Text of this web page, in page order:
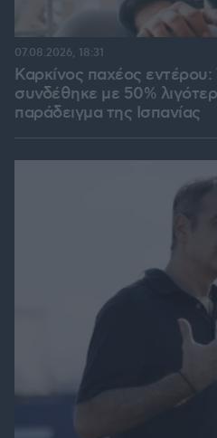
Καρκίνος παχέος
συνδέθηκε με 50%
παράδειγμα της Ισπανίας
07.08.2026, 18:31